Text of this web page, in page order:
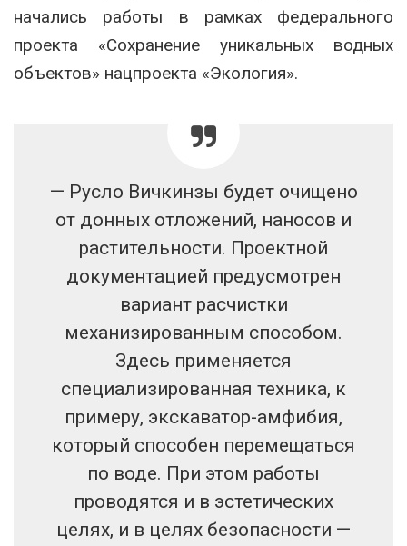
начались работы в рамках федерального
проекта «Сохранение уникальных водных
объектов» нацпроекта «Экология».
— Русло Вичкинзы будет очищено
от донных отложений, наносов и
растительности. Проектной
документацией предусмотрен
вариант расчистки
механизированным способом.
Здесь применяется
специализированная техника, к
примеру, экскаватор-амфибия,
который способен перемещаться
по воде. При этом работы
проводятся и в эстетических
целях, и в целях безопасности —